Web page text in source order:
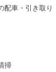
配車・引き取り
掃